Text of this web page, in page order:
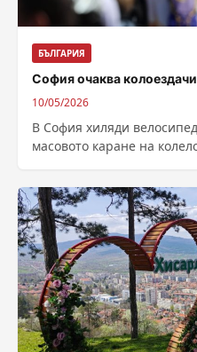
БЪЛГАРИЯ
София очаква
10/05/2026
В София хиляди
масовото каране на